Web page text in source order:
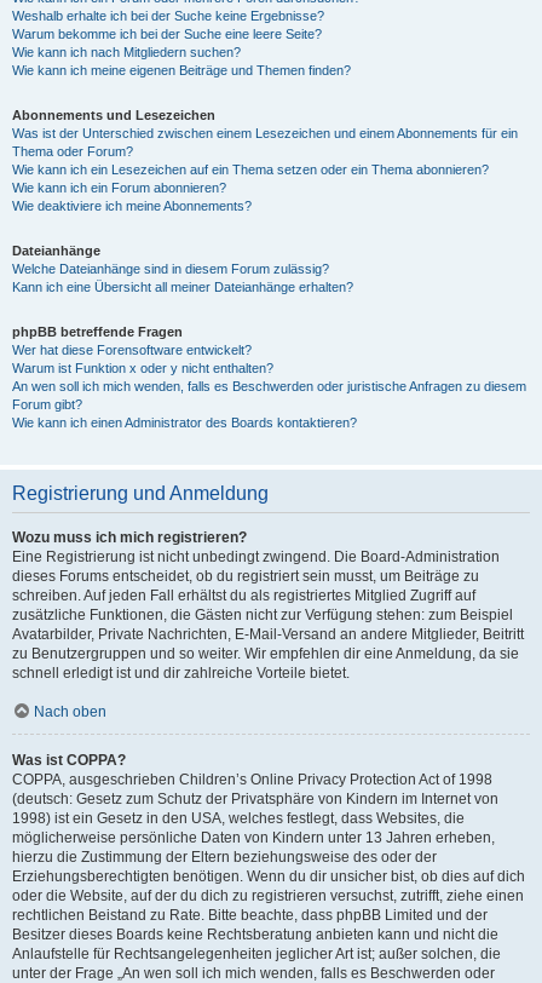
Weshalb erhalte ich bei der Suche keine Ergebnisse?
Warum bekomme ich bei der Suche eine leere Seite?
Wie kann ich nach Mitgliedern suchen?
Wie kann ich meine eigenen Beiträge und Themen finden?
Abonnements und Lesezeichen
Was ist der Unterschied zwischen einem Lesezeichen und einem Abonnements für ein
Thema oder Forum?
Wie kann ich ein Lesezeichen auf ein Thema setzen oder ein Thema abonnieren?
Wie kann ich ein Forum abonnieren?
Wie deaktiviere ich meine Abonnements?
Dateianhänge
Welche Dateianhänge sind in diesem Forum zulässig?
Kann ich eine Übersicht all meiner Dateianhänge erhalten?
phpBB betreffende Fragen
Wer hat diese Forensoftware entwickelt?
Warum ist Funktion x oder y nicht enthalten?
An wen soll ich mich wenden, falls es Beschwerden oder juristische Anfragen zu diesem
Forum gibt?
Wie kann ich einen Administrator des Boards kontaktieren?
Registrierung und Anmeldung
Wozu muss ich mich registrieren?
Eine Registrierung ist nicht unbedingt zwingend. Die Board-Administration
dieses Forums entscheidet, ob du registriert sein musst, um Beiträge zu
schreiben. Auf jeden Fall erhältst du als registriertes Mitglied Zugriff auf
zusätzliche Funktionen, die Gästen nicht zur Verfügung stehen: zum Beispiel
Avatarbilder, Private Nachrichten, E-Mail-Versand an andere Mitglieder, Beitritt
zu Benutzergruppen und so weiter. Wir empfehlen dir eine Anmeldung, da sie
schnell erledigt ist und dir zahlreiche Vorteile bietet.
Nach oben
Was ist COPPA?
COPPA, ausgeschrieben Children’s Online Privacy Protection Act of 1998
(deutsch: Gesetz zum Schutz der Privatsphäre von Kindern im Internet von
1998) ist ein Gesetz in den USA, welches festlegt, dass Websites, die
möglicherweise persönliche Daten von Kindern unter 13 Jahren erheben,
hierzu die Zustimmung der Eltern beziehungsweise des oder der
Erziehungsberechtigten benötigen. Wenn du dir unsicher bist, ob dies auf dich
oder die Website, auf der du dich zu registrieren versuchst, zutrifft, ziehe einen
rechtlichen Beistand zu Rate. Bitte beachte, dass phpBB Limited und der
Besitzer dieses Boards keine Rechtsberatung anbieten kann und nicht die
Anlaufstelle für Rechtsangelegenheiten jeglicher Art ist; außer solchen, die
unter der Frage „An wen soll ich mich wenden, falls es Beschwerden oder